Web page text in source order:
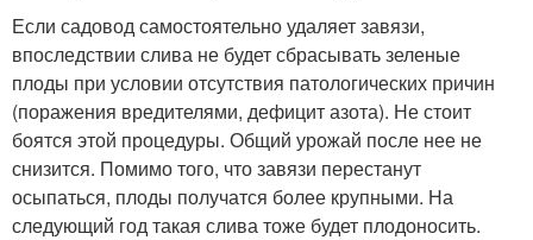
Если садовод самостоятельно удаляет завязи,
впоследствии слива не будет сбрасывать зеленые
плоды при условии отсутствия патологических причин
(поражения вредителями, дефицит азота). Не стоит
боятся этой процедуры. Общий урожай после нее не
снизится. Помимо того, что завязи перестанут
осыпаться, плоды получатся более крупными. На
следующий год такая слива тоже будет плодоносить.